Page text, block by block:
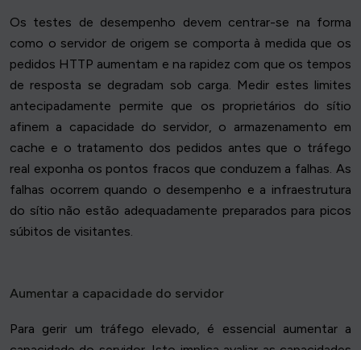
Os testes de desempenho devem centrar-se na forma
como o servidor de origem se comporta à medida que os
pedidos HTTP aumentam e na rapidez com que os tempos
de resposta se degradam sob carga. Medir estes limites
antecipadamente permite que os proprietários do sítio
afinem a capacidade do servidor, o armazenamento em
cache e o tratamento dos pedidos antes que o tráfego
real exponha os pontos fracos que conduzem a falhas. As
falhas ocorrem quando o desempenho e a infraestrutura
do sítio não estão adequadamente preparados para picos
súbitos de visitantes.
Aumentar a capacidade do servidor
Para gerir um tráfego elevado, é essencial aumentar a